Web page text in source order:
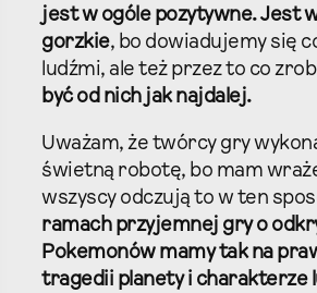
jest w ogóle pozytywne. Jest
gorzkie, bo dowiadujemy się
ludźmi, ale też przez to co
być od nich jak najdalej.
Uważam, że twórcy gry
świetną robotę, bo mam
wszyscy odczują to w ten
ramach przyjemnej gry o
Pokemonów mamy tak na
tragedii planety i charakterze